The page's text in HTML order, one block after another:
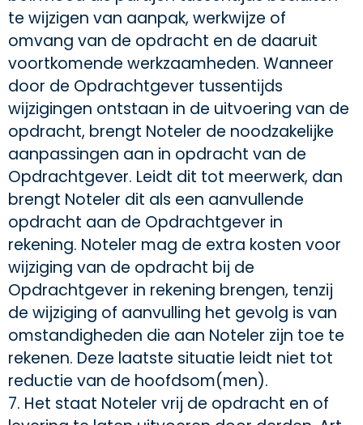
te wijzigen van aanpak, werkwijze of
omvang van de opdracht en de daaruit
voortkomende werkzaamheden. Wanneer
door de Opdrachtgever tussentijds
wijzigingen ontstaan in de uitvoering van de
opdracht, brengt Noteler de noodzakelijke
aanpassingen aan in opdracht van de
Opdrachtgever. Leidt dit tot meerwerk, dan
brengt Noteler dit als een aanvullende
opdracht aan de Opdrachtgever in
rekening. Noteler mag de extra kosten voor
wijziging van de opdracht bij de
Opdrachtgever in rekening brengen, tenzij
de wijziging of aanvulling het gevolg is van
omstandigheden die aan Noteler zijn toe te
rekenen. Deze laatste situatie leidt niet tot
reductie van de hoofdsom(men).
7. Het staat Noteler vrij de opdracht en of